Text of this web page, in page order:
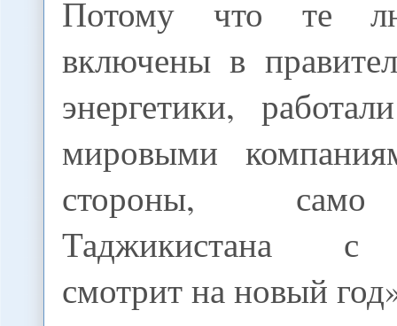
Потому что те
включены в
энергетики,
мировыми
стороны, само
Таджикистана с
смотрит на новый